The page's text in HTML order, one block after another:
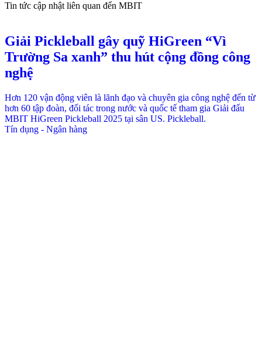
Tin tức cập nhật liên quan đến MBIT
Giải Pickleball gây quỹ HiGreen “Vì
Trường Sa xanh” thu hút cộng đồng công
nghệ
Hơn 120 vận động viên là lãnh đạo và chuyên gia công nghệ đến từ
hơn 60 tập đoàn, đối tác trong nước và quốc tế tham gia Giải đấu
MBIT HiGreen Pickleball 2025 tại sân US. Pickleball.
Tín dụng - Ngân hàng